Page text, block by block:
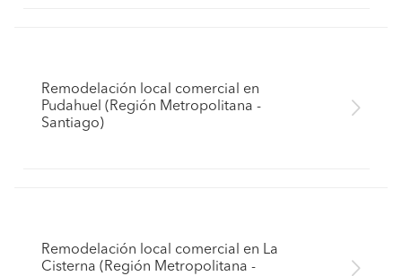
Remodelación local comercial en
Pudahuel (Región Metropolitana -
Santiago)
Remodelación local comercial en La
Cisterna (Región Metropolitana -